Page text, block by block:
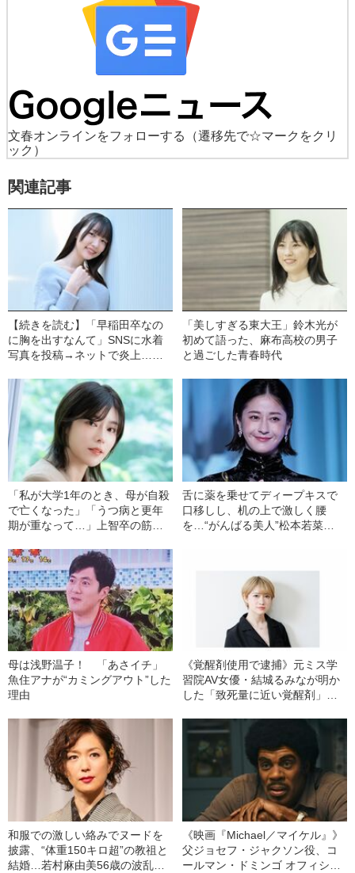
文春オンラインをフォローする
（遷移先で☆マークをクリ
ック）
関連記事
【続きを読む】「早稲田卒なの
に胸を出すなんて」SNSに水着
写真を投稿→ネットで炎上…偏
が、グラビアアイドルへの偏見
に思うこと
「美しすぎる東大王」鈴木光が
初めて語った、麻布高校の男子
と過ごした青春時代
「私が大学1年のとき、母が自殺
で亡くなった」「うつ病と更年
期が重なって…」上智卒の筋ト
す、“優しい母親”が自ら命を絶っ
た経緯
舌に薬を乗せてディープキスで
口移しし、机の上で激しく腰
を…“がんばる美人”松本若菜
母は浅野温子！ 「あさイチ」
魚住アナが“カミングアウト”した
理由
《覚醒剤使用で逮捕》元ミス学
習院AV女優・結城るみなが明か
した「致死量に近い覚醒剤」を
男との出会い”
和服での激しい絡みでヌードを
披露、“体重150キロ超”の教祖と
結婚…若村麻由美56歳の波乱万
《映画『Michael／マイケル』》
父ジョセフ・ジャクソン役、コ
ールマン・ドミンゴ オフィシャ